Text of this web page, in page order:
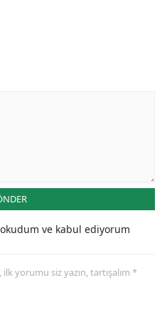
Şırnak
okudum ve kabul ediyorum
yorumu siz yazın, tartışalım *